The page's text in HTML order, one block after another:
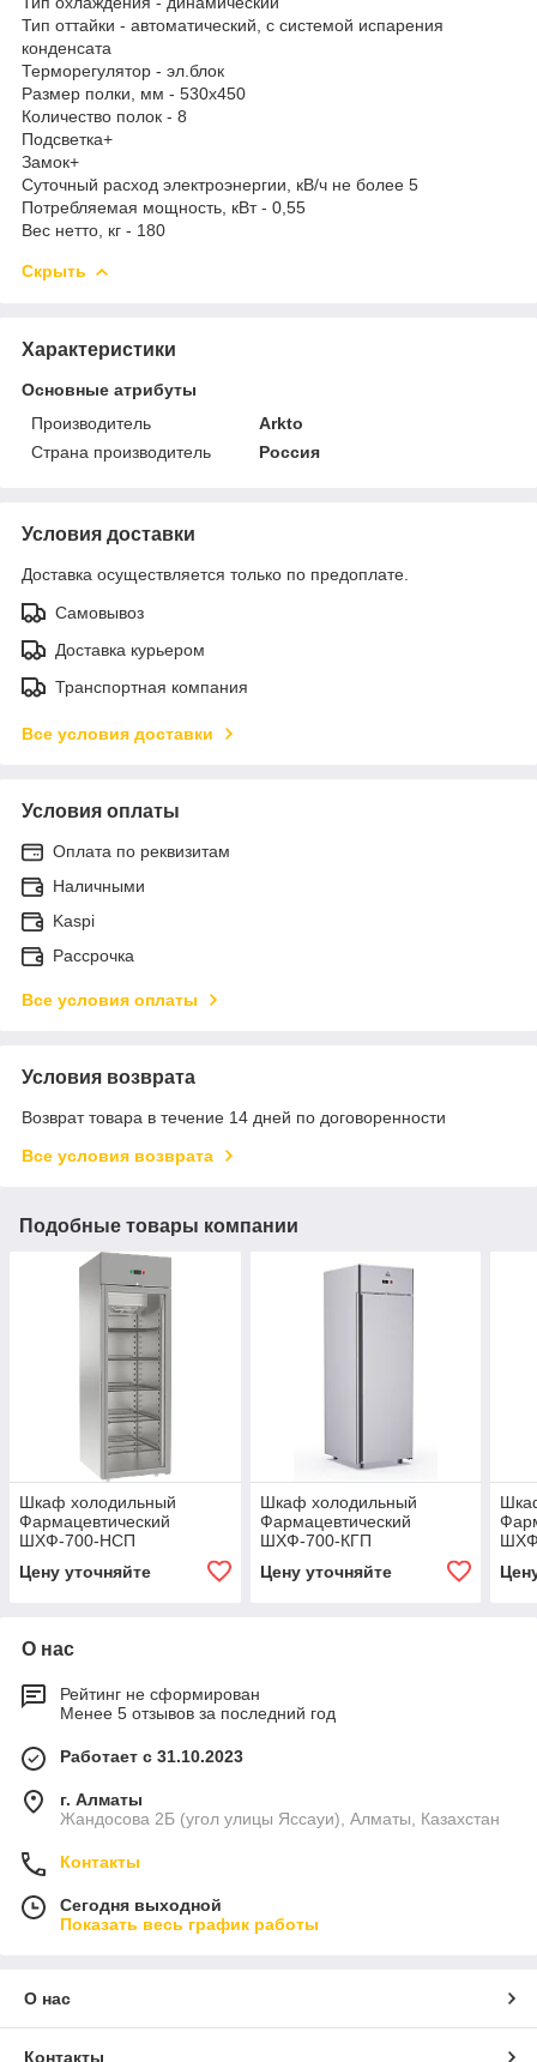
Тип оттайки - автоматический, с системой испарения
конденсата
Терморегулятор - эл.блок
Размер полки, мм - 530x450
Количество полок - 8
Подсветка+
Замок+
Суточный расход электроэнергии, кВ/ч не более 5
Потребляемая мощность, кВт - 0,55
Вес нетто, кг - 180
Скрыть
Характеристики
Основные атрибуты
Производитель
Arkto
Страна производитель
Россия
Условия доставки
Доставка осуществляется только по предоплате.
Самовывоз
Доставка курьером
Транспортная компания
Все условия доставки
Условия оплаты
Оплата по реквизитам
Наличными
Kaspi
Рассрочка
Все условия оплаты
Условия возврата
Возврат товара в течение 14 дней по договоренности
Все условия возврата
Подобные товары компании
Шкаф холодильный
Фармацевтический
ШХФ-700-НСП
Цену уточняйте
Шкаф холодильный
Фармацевтический
ШХФ-700-КГП
Цену уточняйте
О нас
Рейтинг не сформирован
Менее 5 отзывов за последний год
Работает с 31.10.2023
г. Алматы
Жандосова 2Б (угол улицы Яссауи), Алматы, Казахстан
Контакты
Сегодня выходной
Показать весь график работы
О нас
Контакты